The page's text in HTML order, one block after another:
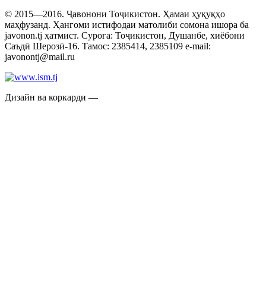
© 2015—2016. Ҷавонони Тоҷикистон. Ҳамаи ҳуқуқҳо
маҳфузанд. Ҳангоми истифодаи матолиби сомона ишора ба
javonon.tj ҳатмист. Суроға: Тоҷикистон, Душанбе, хиёбони
Саъдӣ Шерозӣ-16. Тамос: 2385414, 2385109 e-mail:
javonontj@mail.ru
Дизайн ва коркарди —